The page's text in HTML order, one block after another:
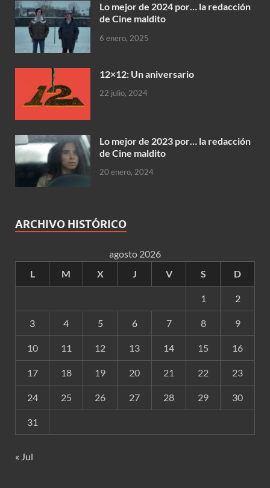
Lo mejor de 2024 por… la redacción
de Cine maldito
6 enero, 2025
12×12: Un aniversario
22 julio, 2024
Lo mejor de 2023 por… la redacción
de Cine maldito
20 enero, 2024
ARCHIVO HISTÓRICO
agosto 2026
L
M X J V S D
1 2
3 4 5 6 7 8 9
10 11 12 13 14 15 16
17 18 19 20 21 22 23
24 25 26 27 28 29 30
31
« Jul